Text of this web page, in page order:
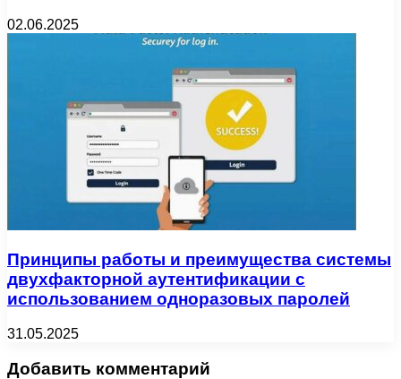
02.06.2025
Принципы работы и преимущества системы
двухфакторной аутентификации с
использованием одноразовых паролей
31.05.2025
Добавить комментарий